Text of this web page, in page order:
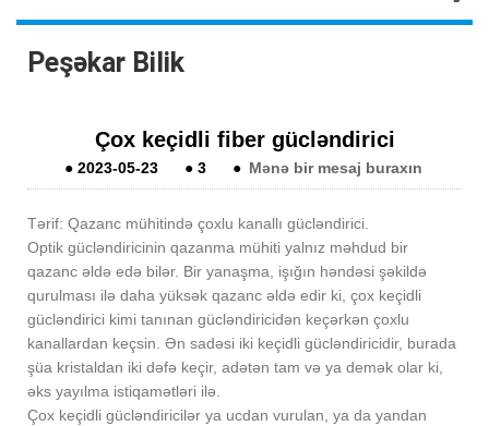
Peşəkar Bilik
Çox keçidli fiber gücləndirici
● 2023-05-23 ● 3 ● Mənə bir mesaj buraxın
Tərif: Qazanc mühitində çoxlu kanallı gücləndirici.
Optik gücləndiricinin qazanma mühiti yalnız məhdud bir
qazanc əldə edə bilər. Bir yanaşma, işığın həndəsi şəkildə
qurulması ilə daha yüksək qazanc əldə edir ki, çox keçidli
gücləndirici kimi tanınan gücləndiricidən keçərkən çoxlu
kanallardan keçsin. Ən sadəsi iki keçidli gücləndiricidir, burada
şüa kristaldan iki dəfə keçir, adətən tam və ya demək olar ki,
əks yayılma istiqamətləri ilə.
Çox keçidli gücləndiricilər ya ucdan vurulan, ya da yandan